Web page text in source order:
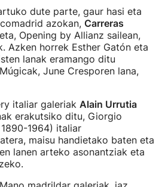
dute parte, gaur hasi eta
azokan, Carreras
Opening by Allianz sailean,
Azken horrek Esther Gatón eta
lanak eramango ditu
June Cresporen lana,
italiar galeriak Alain Urrutia
erakutsiko ditu, Giorgio
1964) italiar
maisu handietako baten eta
lanen arteko asonantziak eta